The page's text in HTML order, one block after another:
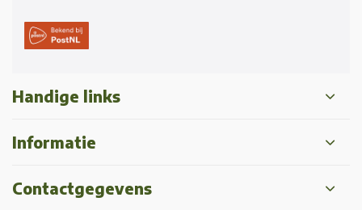
Handige links
Informatie
Contactgegevens